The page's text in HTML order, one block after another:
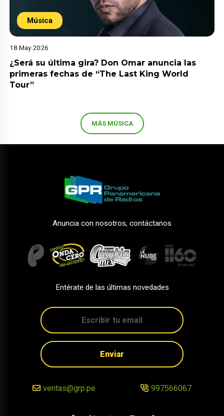
Música
18 May 2026
¿Será su última gira? Don Omar anuncia las
primeras fechas de “The Last King World
Tour”
MÁS MÚSICA
Anuncia con nosotros, contáctanos
Entérate de las últimas novedades
Enviar
ventas@grp.pe 997566067